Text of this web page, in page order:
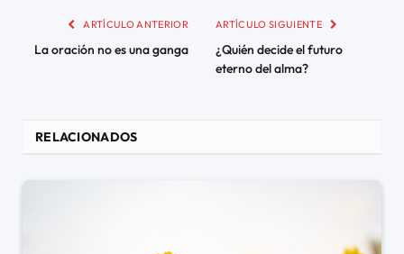
ARTÍCULO ANTERIOR
La oración no es una ganga
ARTÍCULO SIGUIENTE
¿Quién decide el futuro
eterno del alma?
RELACIONADOS